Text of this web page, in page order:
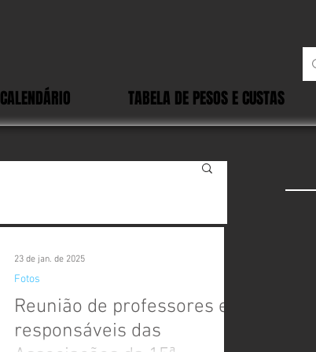
CALENDÁRIO TABELA DE PESOS E CUSTAS
Reunião de professores e
responsáveis das
Fotos
23 de jan. de 2025